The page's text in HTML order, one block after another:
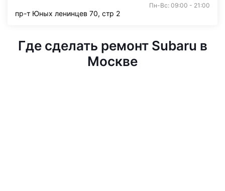
Пн-Вс: 09:00 - 21:00
пр-т Юных ленинцев 70, стр 2
Где сделать ремонт Subaru в
Москве